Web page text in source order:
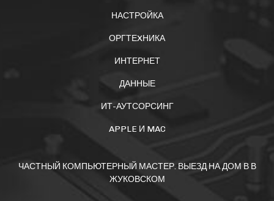
НАСТРОЙКА
ОРГТЕXНИКА
ИНТЕРНЕТ
ДАННЫЕ
ИТ-АУТСОРСИНГ
APPLE И MAC
ЧАСТНЫЙ КОМПЬЮТЕРНЫЙ МАСТЕР. ВЫЕЗД НА ДОМ В В
ЖУКОВСКОМ